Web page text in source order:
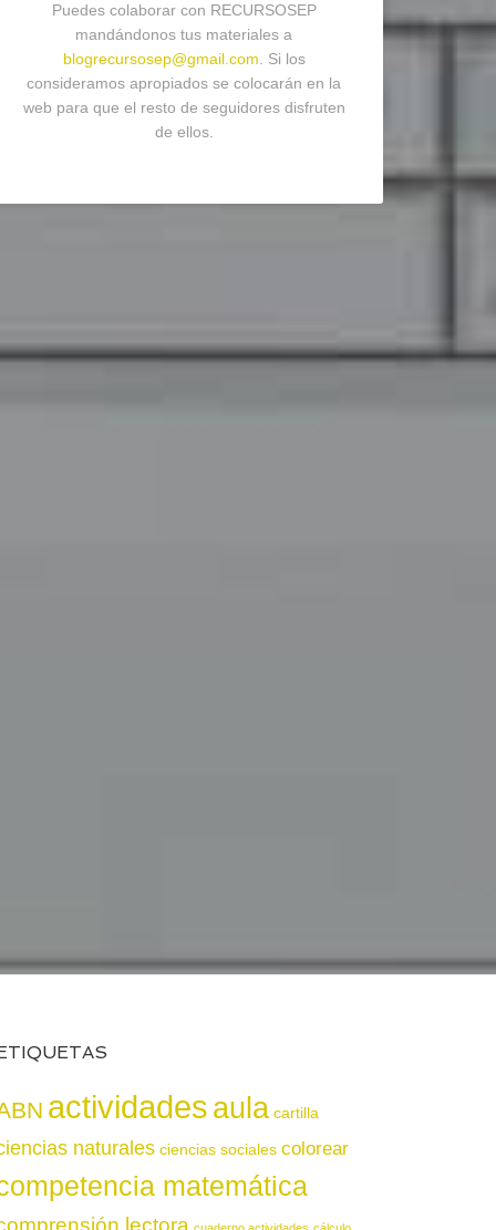
Puedes colaborar con RECURSOSEP
mandándonos tus materiales a
blogrecursosep@gmail.com . Si los
consideramos apropiados se colocarán en la
web para que el resto de seguidores disfruten
de ellos.
actividadesaula cartilla
naturales ciencias sociales colorear
matemática